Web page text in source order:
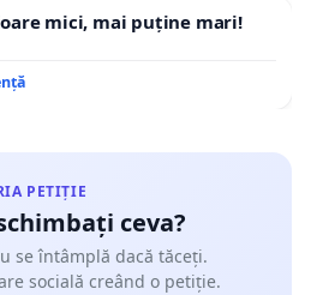
mici, mai puține mari!
PETIȚIE
ceva?
se întâmplă dacă tăceți.
socială creând o petiție.